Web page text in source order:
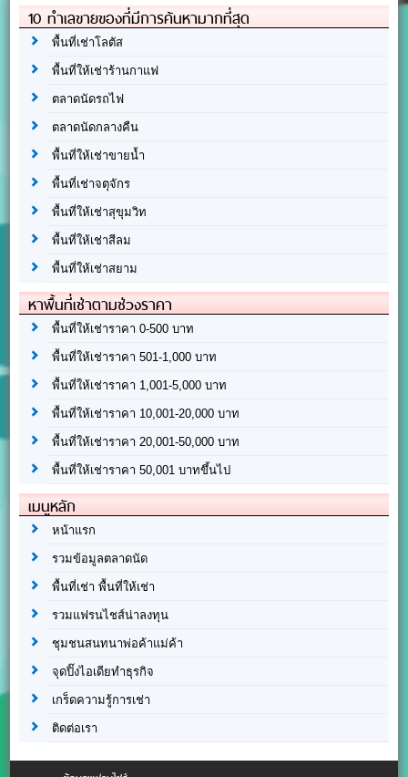
10 ทำเลขายของที่มีการค้นหามากที่สุด
พื้นที่เช่าโลตัส
พื้นที่ให้เช่าร้านกาแฟ
ตลาดนัดรถไฟ
ตลาดนัดกลางคืน
พื้นที่ให้เช่าขายน้ำ
พื้นที่เช่าจตุจักร
พื้นที่ให้เช่าสุขุมวิท
พื้นที่ให้เช่าสีลม
พื้นที่ให้เช่าสยาม
หาพื้นที่เช่าตามช่วงราคา
พื้นที่ให้เช่าราคา 0-500 บาท
พื้นที่ให้เช่าราคา 501-1,000 บาท
พื้นที่ให้เช่าราคา 1,001-5,000 บาท
พื้นที่ให้เช่าราคา 10,001-20,000 บาท
พื้นที่ให้เช่าราคา 20,001-50,000 บาท
พื้นที่ให้เช่าราคา 50,001 บาทขึ้นไป
เมนูหลัก
หน้าแรก
รวมข้อมูลตลาดนัด
พื้นที่เช่า พื้นที่ให้เช่า
รวมแฟรนไชส์น่าลงทุน
ชุมชนสนทนาพ่อค้าแม่ค้า
จุดปิ๊งไอเดียทำธุรกิจ
เกร็ดความรู้การเช่า
ติดต่อเรา